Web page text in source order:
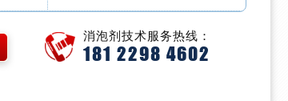
消泡剂技术服务热线：
181 2298 4602